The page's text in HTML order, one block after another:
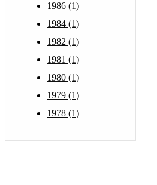
1986 (1)
1984 (1)
1982 (1)
1981 (1)
1980 (1)
1979 (1)
1978 (1)